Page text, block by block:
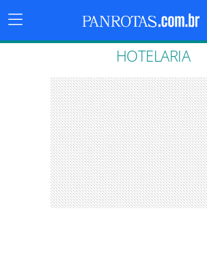
Menu
Principal
HOTELARIA